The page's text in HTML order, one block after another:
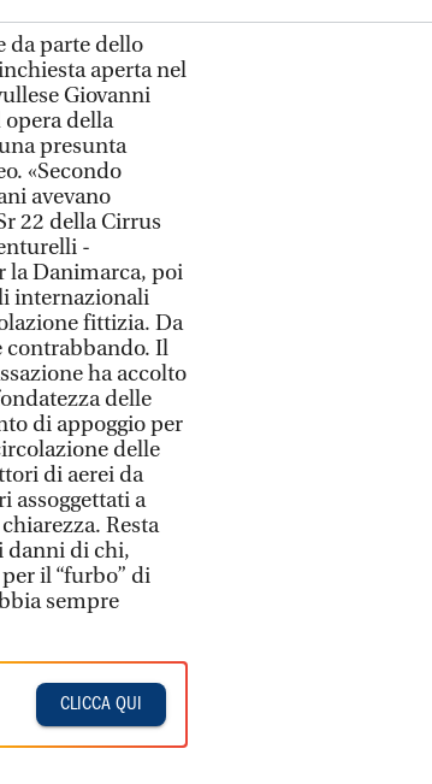
da parte dello
aperta nel
Giovanni
della
presunta
«Secondo
avevano
22 della Cirrus
-
la Danimarca, poi
internazionali
fittizia. Da
contrabbando. Il
ha accolto
delle
di appoggio per
delle
di aerei da
assoggettati a
Resta
danni di chi,
il “furbo” di
sempre
CLICCA QUI